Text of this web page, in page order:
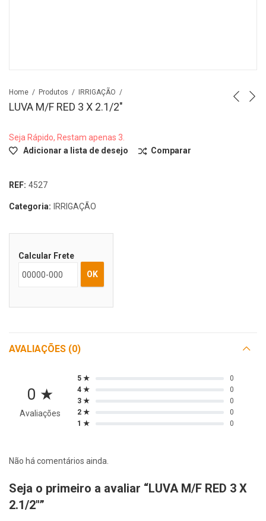
Home Produtos IRRIGAÇÃO
LUVA M/F RED 3 X 2.1/2″
Seja Rápido, Restam apenas 3.
Adicionar a lista de desejo
Comparar
REF: 4527
Categoria: IRRIGAÇÃO
Calcular Frete
OK
AVALIAÇÕES (0)
0 ★
Avaliações
5 ★
0
4 ★
0
3 ★
0
2 ★
0
1 ★
0
Não há comentários ainda.
Seja o primeiro a avaliar “LUVA M/F RED 3 X
2.1/2″”